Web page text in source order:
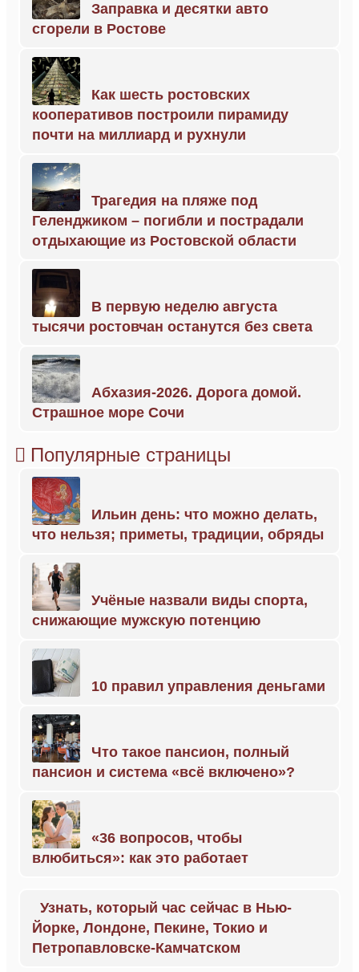
Заправка и десятки авто
сгорели в Ростове
Как шесть ростовских
кооперативов построили пирамиду
почти на миллиард и рухнули
Трагедия на пляже под
Геленджиком – погибли и пострадали
отдыхающие из Ростовской области
В первую неделю августа
тысячи ростовчан останутся без света
Абхазия-2026. Дорога домой.
Страшное море Сочи
Популярные страницы
Ильин день: что можно делать,
что нельзя; приметы, традиции, обряды
Учёные назвали виды спорта,
снижающие мужскую потенцию
10 правил управления деньгами
Что такое пансион, полный
пансион и система «всё включено»?
«36 вопросов, чтобы
влюбиться»: как это работает
Узнать, который час сейчас в Нью-
Йорке, Лондоне, Пекине, Токио и
Петропавловске-Камчатском